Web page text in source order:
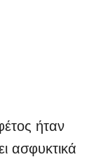
ήταν
ασφυκτικά